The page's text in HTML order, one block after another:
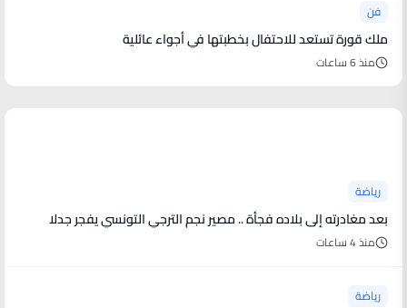
فن
ملك قورة تستعد للاحتفال بخطبتها في أجواء عائلية
منذ 6 ساعات
رياضة
بعد مغادرته إلى بلاده فجأة .. مصير نجم الترجي التونسي يفجر جدلا
منذ 4 ساعات
رياضة